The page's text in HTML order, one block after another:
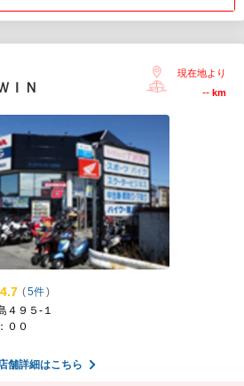
ＩＮ
現在地より
-- km
4.7 (5件)
４９５-１
００
舗詳細はこちら